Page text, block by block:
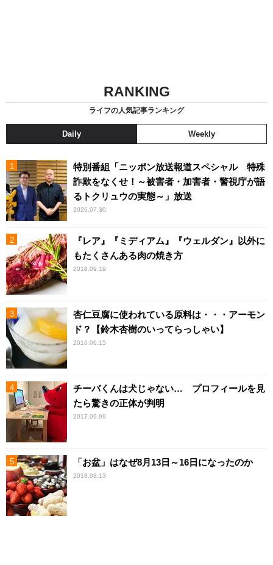
RANKING
ライフの人気記事ランキング
Daily Weekly
特別番組「ニッポン放送報道スペシャル 特殊
詐欺をなくせ！～被害者・加害者・警視庁が語
るトクリュウの実態～」放送
2026.07.30
『レア』『ミディアム』『ウェルダン』以外に
もたくさんある肉の焼き方
2018.09.19
杏仁豆腐に使われている原料は・・・アーモン
ド？【鈴木杏樹のいってらっしゃい】
2016.06.15
チーバくんは犬じゃない… プロフィールを見
たら驚きの正体が判明
2017.09.09
「お盆」はなぜ8月13日～16日になったのか
2018.08.13